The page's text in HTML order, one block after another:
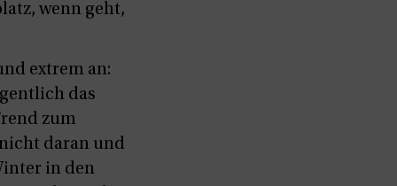
wenn geht,
extrem an:
das
zum
daran und
in den